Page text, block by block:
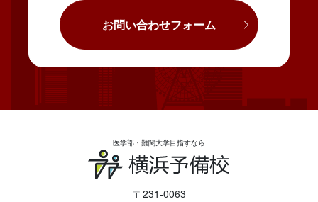
お問い合わせフォーム
医学部・難関大学目指すなら
〒231-0063